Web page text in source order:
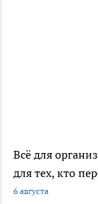
Всё для
для тех, кто
6 августа